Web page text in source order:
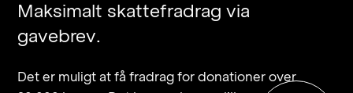
Maksimalt skattefradrag via
gavebrev.
Det er muligt at få fradrag for donationer over